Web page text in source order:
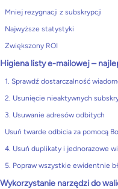
Mniej rezygnacji z subskrypcji
Najwyższe statystyki
Zwiększony ROI
Higiena listy e-mailowej –
1. Sprawdź dostarczalność
2. Usunięcie nieaktywnych
3. Usuwanie adresów odbitych
Usuń twarde odbicia za pomocą
4. Usuń duplikaty i jednorazowe
5. Popraw wszystkie ewidentnie
Wykorzystanie narzędzi do